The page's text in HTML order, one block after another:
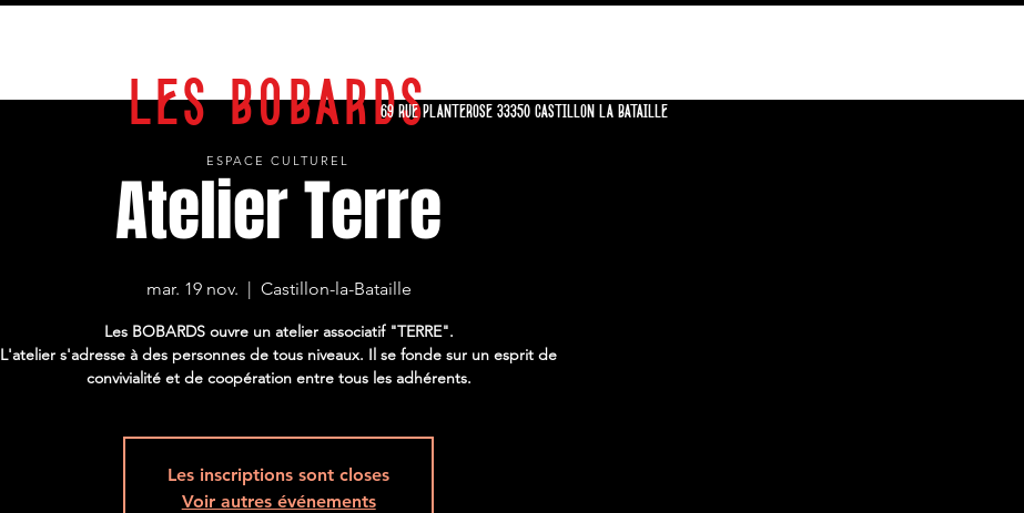
LES BOBARDS69 RUE PLANTEROSE 33350 CASTILLON LA BATAILLE
ESPACE CULTUREL
Atelier Terre
mar. 19 nov.
  |
Castillon-la-Bataille
Les BOBARDS ouvre un atelier associatif "TERRE".
L'atelier s'adresse à des personnes de tous niveaux. Il se fonde sur un esprit de
convivialité et de coopération entre tous les adhérents.
Les inscriptions sont closes
Voir autres événements